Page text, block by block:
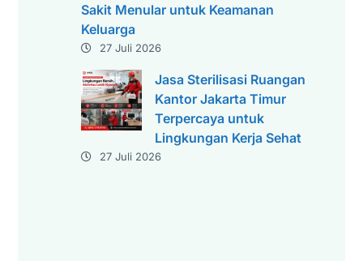
Sakit Menular untuk Keamanan
Keluarga
27 Juli 2026
Jasa Sterilisasi Ruangan
Kantor Jakarta Timur
Terpercaya untuk
Lingkungan Kerja Sehat
27 Juli 2026